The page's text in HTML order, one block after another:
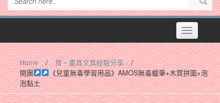
Toggle
navigation
Home / 育‧畫具文具經驗分享
/
開團
《兒童無毒學習用品》AMOS無毒蠟筆+木質拼圖+泡
泡黏土